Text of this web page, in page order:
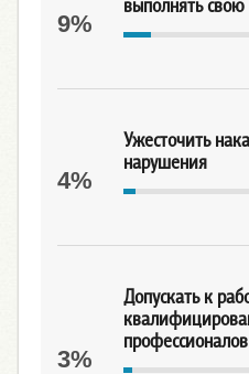
выполнять свою
9%
Ужесточить
нарушения
4%
Допускать к
профессионалов
3%